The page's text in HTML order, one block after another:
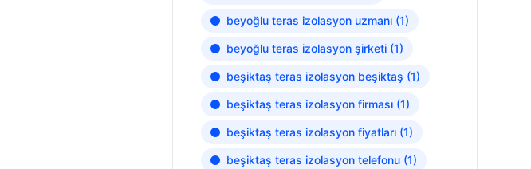
beyoğlu teras izolasyon uzmanı(1)
beyoğlu teras izolasyon şirketi(1)
beşiktaş teras izolasyon beşiktaş (1)
beşiktaş teras izolasyon firması(1)
beşiktaş teras izolasyon fiyatları(1)
beşiktaş teras izolasyon telefonu(1)